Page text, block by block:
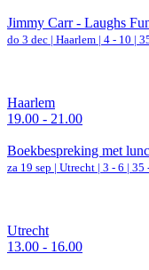
Jimmy Carr - Laughs
do 3 dec | Haarlem | 4 - 10 |
Haarlem
19.00 - 21.00
Boekbespreking met
za 19 sep | Utrecht | 3 - 6 | 35
Utrecht
13.00 - 16.00